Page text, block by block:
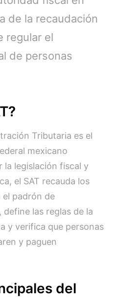
de la recaudación
regular el
de personas
Tributaria es el
mexicano
la legislación fiscal y
el SAT recauda los
el padrón de
las reglas de la
y verifica que personas
y paguen
del